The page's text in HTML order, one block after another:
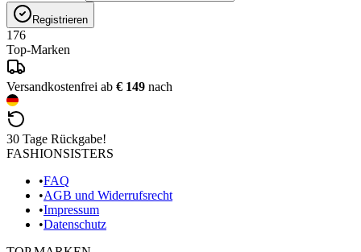
Registrieren
176
Top-Marken
Versandkostenfrei ab € 149 nach
30 Tage Rückgabe!
FASHIONSISTERS
•FAQ
•AGB und Widerrufsrecht
•Impressum
•Datenschutz